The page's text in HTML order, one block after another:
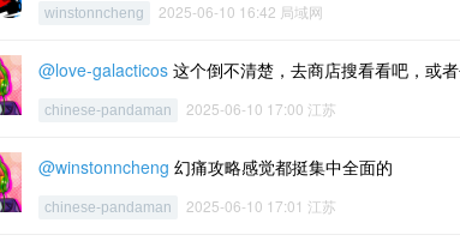
winstonncheng 2025-06-10 16:42 局域网
@love-galacticos 这个倒不清楚，去商店搜看看吧，或
chinese-pandaman 2025-06-10 17:00 江苏
@winstonncheng 幻痛攻略感觉都挺集中全面的
chinese-pandaman 2025-06-10 17:01 江苏